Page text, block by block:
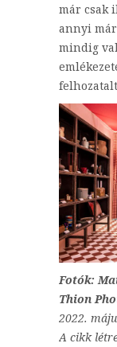
már csak
annyi
mindig
Fotók:
Thion
2022.
A cikk